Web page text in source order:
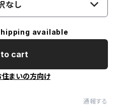
なし
available
cart
まいの方向け
通報する